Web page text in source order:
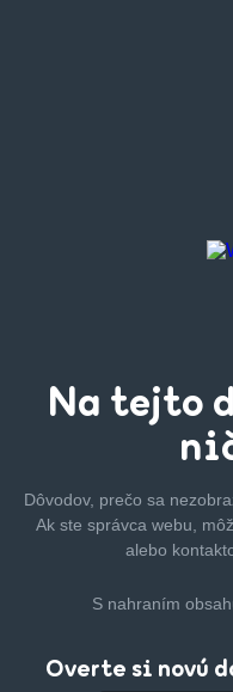
Na tejto
Dôvodov, prečo sa
Ak ste správca webu,
alebo
S nahraním
Overte si novú